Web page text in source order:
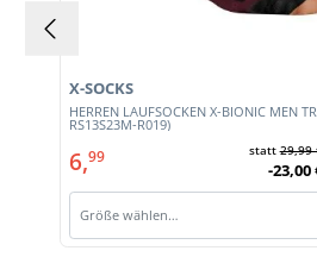
HERREN LAUFSOCKEN X-BIONIC MEN
RS13S23M-R019)
X-SOCKS
6,99 statt29,99
-23,00
Größe wählen…